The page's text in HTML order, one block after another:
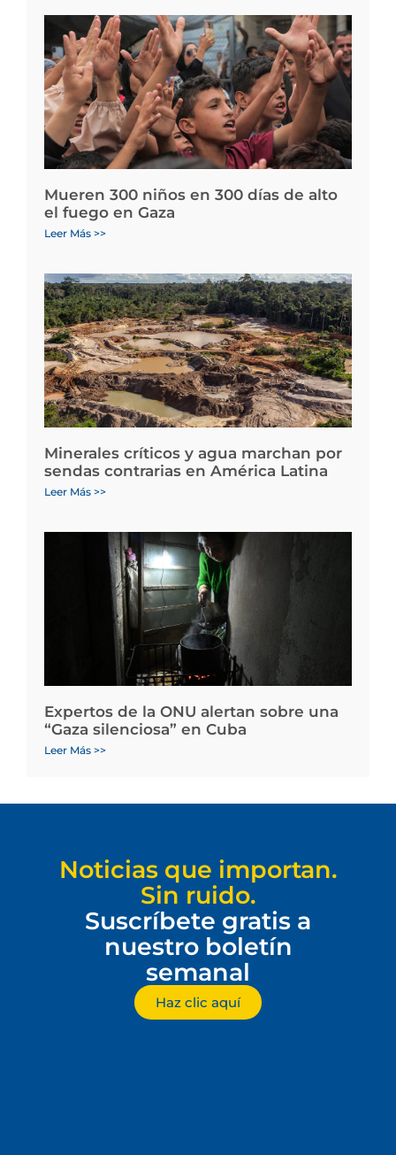
Mueren 300 niños en 300 días de alto
el fuego en Gaza
Leer Más >>
Minerales críticos y agua marchan por
sendas contrarias en América Latina
Leer Más >>
Expertos de la ONU alertan sobre una
“Gaza silenciosa” en Cuba
Leer Más >>
Noticias que importan.
Sin ruido.
Suscríbete gratis a
nuestro boletín
semanal
Haz clic aquí